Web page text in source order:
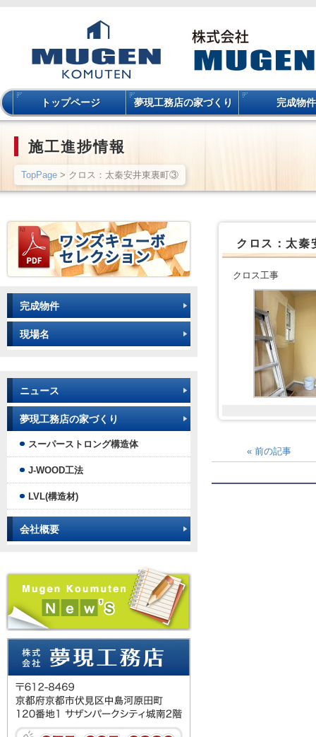
トップページ 夢現工務店の家づくり 完成物件
施工進捗情報
TopPage > クロス：太秦安井東裏町③
クロス：太
クロス工事
« 前の記事
完成物件
現場名
ニュース
夢現工務店の家づくり
スーパーストロング構造体
J-WOOD工法
LVL(構造材)
会社概要